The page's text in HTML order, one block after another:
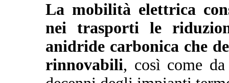
La mobilità elettrica
nei trasporti le
anidride carbonica che
rinnovabili, così come